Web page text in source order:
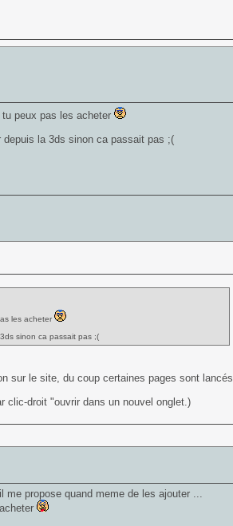
peux pas les acheter
la 3ds sinon ca passait pas ;(
les acheter
sinon ca passait pas ;(
sur le site, du coup certaines pages sont lancés
clic-droit "ouvrir dans un nouvel onglet.)
propose quand meme de les ajouter ...